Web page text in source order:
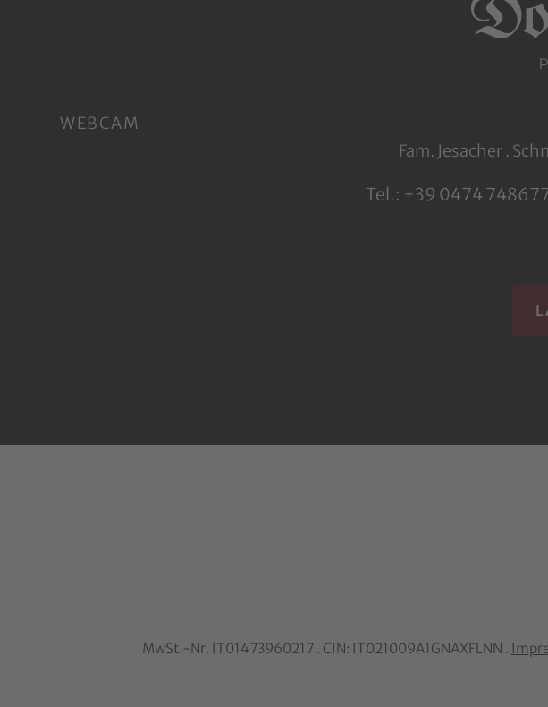
Fam. Jesacher .
Tel.: +39 0474
WEBCAM
MwSt.-Nr. IT01473960217 . CIN: IT021009A1GNAXFLNN .